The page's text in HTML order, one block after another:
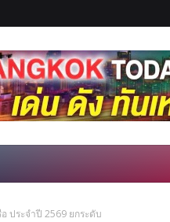
ประจำปี 2569 ยกระดับ